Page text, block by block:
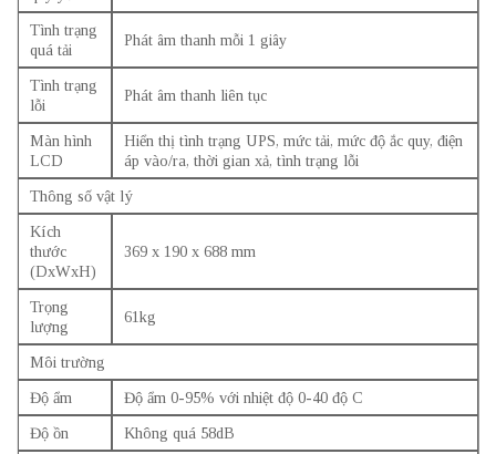
Tình trạng
quá tải
Phát âm thanh mỗi 1 giây
Tình trạng
lỗi
Phát âm thanh liên tục
Màn hình
LCD
Hiển thị tình trạng UPS, mức tải, mức độ ắc quy, điện
áp vào/ra, thời gian xả, tình trạng lỗi
Thông số vật lý
Kích
thước
(DxWxH)
369 x 190 x 688 mm
Trọng
lượng
61kg
Môi trường
Độ ẩm
Độ ẩm 0-95% với nhiệt độ 0-40 độ C
Độ ồn
Không quá 58dB